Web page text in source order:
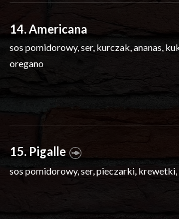
14. Americana
sos pomidorowy, ser, kurczak, ananas,
oregano
15. Pigalle
sos pomidorowy, ser, pieczarki,